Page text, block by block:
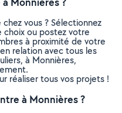
vous ? Sélectionnez
ou postez votre
à proximité de votre
relation avec tous les
à Monnières,
réaliser tous vos projets !
à Monnières ?